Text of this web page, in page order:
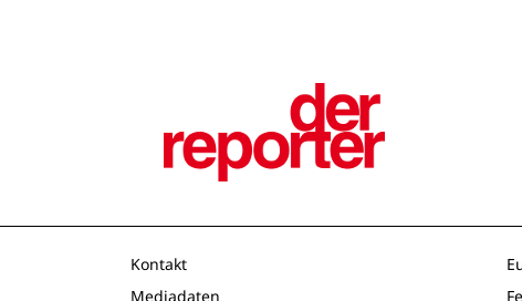
Kontakt
Mediadaten